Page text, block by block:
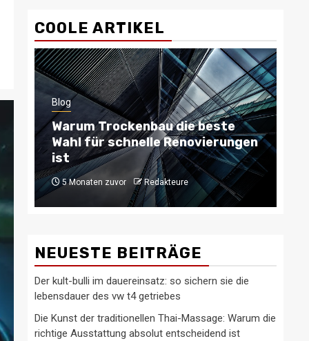
COOLE ARTIKEL
Blog
Warum Trockenbau die beste
Wahl für schnelle Renovierungen
ist
5 Monaten zuvor Redakteure
NEUESTE BEITRÄGE
Der kult-bulli im dauereinsatz: so sichern sie die
lebensdauer des vw t4 getriebes
Die Kunst der traditionellen Thai-Massage: Warum die
richtige Ausstattung absolut entscheidend ist